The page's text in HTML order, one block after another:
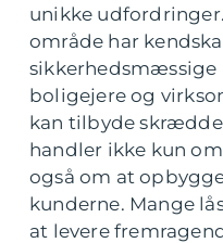
unikke
område har
boligejere og
kan tilbyde
handler ikke kun
også om at
kunderne. Mange
at levere